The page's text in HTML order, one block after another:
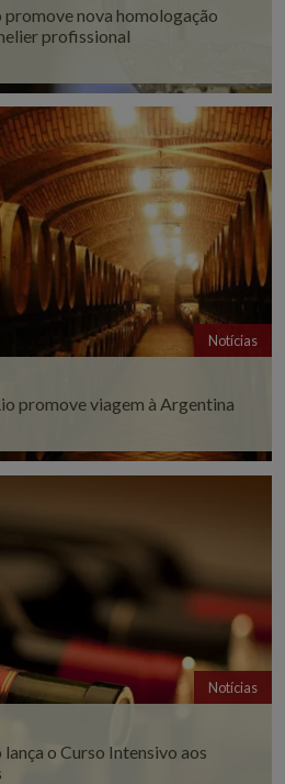
promove nova homologação
profissional
Notícias
promove viagem à Argentina
Notícias
lança o Curso Intensivo aos